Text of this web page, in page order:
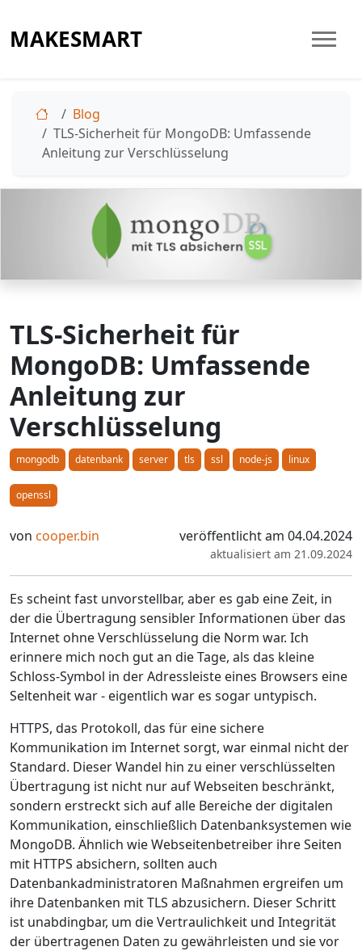
MAKESMART
Blog
TLS-Sicherheit für MongoDB: Umfassende
Anleitung zur Verschlüsselung
TLS-Sicherheit für
MongoDB: Umfassende
Anleitung zur
Verschlüsselung
mongodb datenbank server tls ssl node-js linux
openssl
von cooper.bin veröffentlicht am 04.04.2024
aktualisiert am 21.09.2024
Es scheint fast unvorstellbar, aber es gab eine Zeit, in
der die Übertragung sensibler Informationen über das
Internet ohne Verschlüsselung die Norm war. Ich
erinnere mich noch gut an die Tage, als das kleine
Schloss-Symbol in der Adressleiste eines Browsers eine
Seltenheit war - eigentlich war es sogar untypisch.
HTTPS, das Protokoll, das für eine sichere
Kommunikation im Internet sorgt, war einmal nicht der
Standard. Dieser Wandel hin zu einer verschlüsselten
Übertragung ist nicht nur auf Webseiten beschränkt,
sondern erstreckt sich auf alle Bereiche der digitalen
Kommunikation, einschließlich Datenbanksystemen wie
MongoDB. Ähnlich wie Webseitenbetreiber ihre Seiten
mit HTTPS absichern, sollten auch
Datenbankadministratoren Maßnahmen ergreifen um
ihre Datenbanken mit TLS abzusichern. Dieser Schritt
ist unabdingbar, um die Vertraulichkeit und Integrität
der übertragenen Daten zu gewährleisten und sie vor